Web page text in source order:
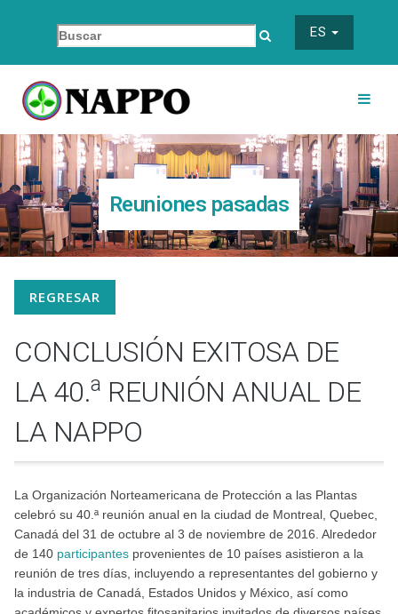
ES
Reuniones pasadas
REGRESAR
CONCLUSIÓN EXITOSA DE
LA 40.a REUNIÓN ANUAL DE
LA NAPPO
La Organización Norteamericana de Protección a las Plantas
celebró su 40.ª reunión anual en la ciudad de Montreal, Quebec,
Canadá del 31 de octubre al 3 de noviembre de 2016. Alrededor
de 140 participantes provenientes de 10 países asistieron a la
reunión de tres días, incluyendo a representantes del gobierno y
la industria de Canadá, Estados Unidos y México, así como